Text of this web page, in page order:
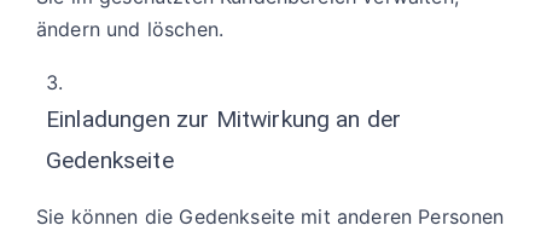
ändern und löschen.
Einladungen zur Mitwirkung an der
Gedenkseite
Sie können die Gedenkseite mit anderen Personen